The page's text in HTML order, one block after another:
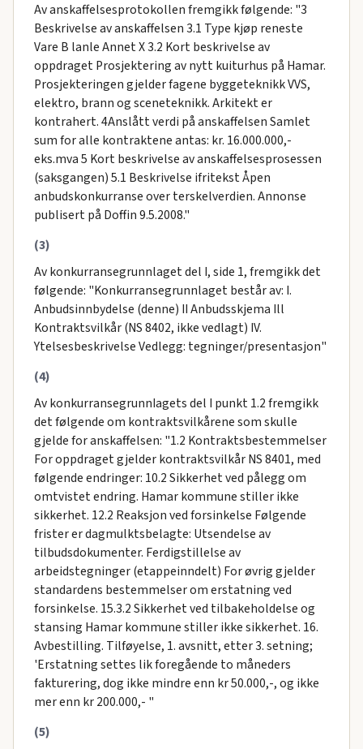
Av anskaffelsesprotokollen fremgikk følgende: "3
Beskrivelse av anskaffelsen 3.1 Type kjøp reneste
Vare B lanle Annet X 3.2 Kort beskrivelse av
oppdraget Prosjektering av nytt kuiturhus på Hamar.
Prosjekteringen gjelder fagene byggeteknikk VVS,
elektro, brann og sceneteknikk. Arkitekt er
kontrahert. 4Anslått verdi på anskaffelsen Samlet
sum for alle kontraktene antas: kr. 16.000.000,-
eks.mva 5 Kort beskrivelse av anskaffelsesprosessen
(saksgangen) 5.1 Beskrivelse ifritekst Åpen
anbudskonkurranse over terskelverdien. Annonse
publisert på Doffin 9.5.2008."
(3)
Av konkurransegrunnlaget del I, side 1, fremgikk det
følgende: "Konkurransegrunnlaget består av: I.
Anbudsinnbydelse (denne) II Anbudsskjema Ill
Kontraktsvilkår (NS 8402, ikke vedlagt) IV.
Ytelsesbeskrivelse Vedlegg: tegninger/presentasjon"
(4)
Av konkurransegrunnIagets del I punkt 1.2 fremgikk
det følgende om kontraktsvilkårene som skulle
gjelde for anskaffelsen: "1.2 Kontraktsbestemmelser
For oppdraget gjelder kontraktsvilkår NS 8401, med
følgende endringer: 10.2 Sikkerhet ved pålegg om
omtvistet endring. Hamar kommune stiller ikke
sikkerhet. 12.2 Reaksjon ved forsinkelse Følgende
frister er dagmulktsbelagte: Utsendelse av
tilbudsdokumenter. Ferdigstillelse av
arbeidstegninger (etappeinndelt) For øvrig gjelder
standardens bestemmelser om erstatning ved
forsinkelse. 15.3.2 Sikkerhet ved tilbakeholdelse og
stansing Hamar kommune stiller ikke sikkerhet. 16.
Avbestilling. Tilføyelse, 1. avsnitt, etter 3. setning;
'Erstatning settes lik foregående to måneders
fakturering, dog ikke mindre enn kr 50.000,-, og ikke
mer enn kr 200.000,- "
(5)